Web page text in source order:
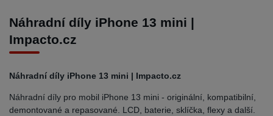
Náhradní díly iPhone 13 mini |
Impacto.cz
Náhradní díly iPhone 13 mini | Impacto.cz
Náhradní díly pro mobil iPhone 13 mini - originální, kompatibilní,
demontované a repasované. LCD, baterie, sklíčka, flexy a další.